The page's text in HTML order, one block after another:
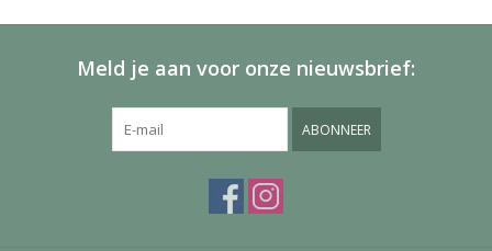
Meld je aan voor onze nieuwsbrief:
ABONNEER